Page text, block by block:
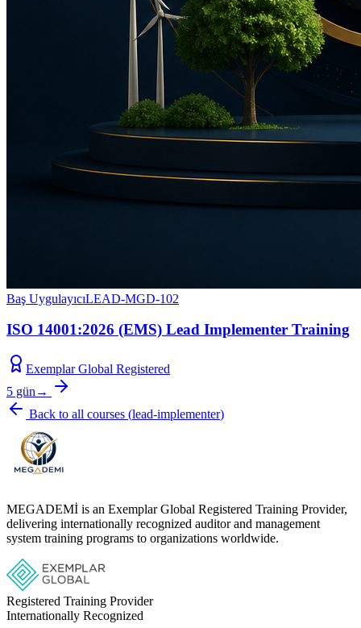
Baş UygulayıcıLEAD-MGD-102
ISO 14001:2026 (EMS) Lead Implementer Training
Exemplar Global Registered
5 gün →
Back to all courses (lead-implementer)
MEGADEMİ is an Exemplar Global Registered Training Provider,
delivering internationally recognized auditor and management
system training programs to organizations worldwide.
Registered Training Provider
Internationally Recognized